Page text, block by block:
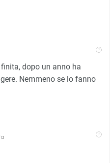
dopo un anno ha
Nemmeno se lo fanno